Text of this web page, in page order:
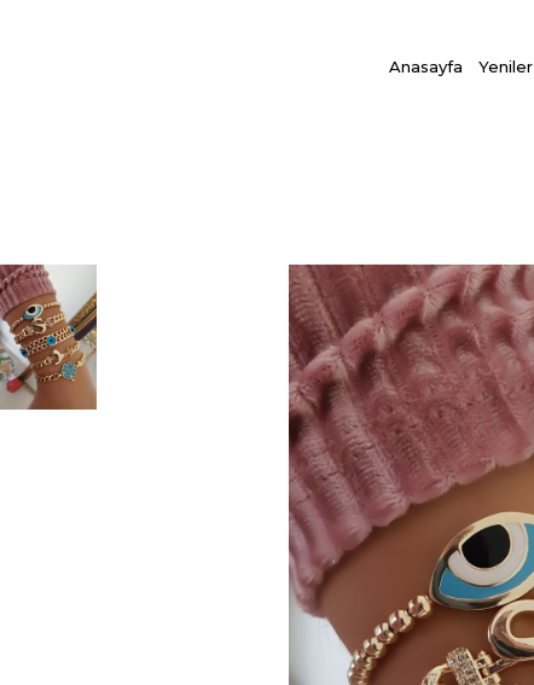
Anasayfa Yeniler